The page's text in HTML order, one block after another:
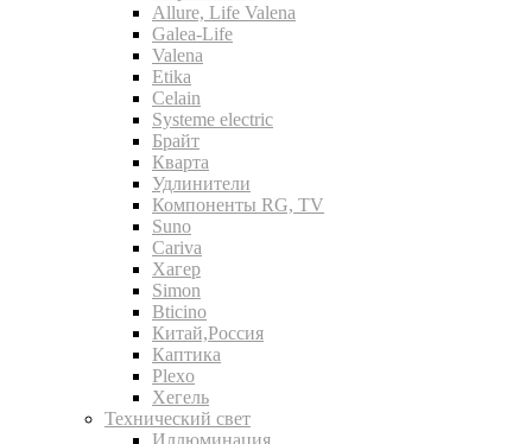
Allure, Life Valena
Galea-Life
Valena
Etika
Celain
Systeme electric
Брайт
Кварта
Удлинители
Компоненты RG, TV
Suno
Cariva
Хагер
Simon
Bticino
Китай,Россия
Каптика
Plexo
Хегель
Технический свет
Иллюминация